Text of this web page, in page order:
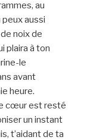
au
aussi
noix de
plaira à ton
le
avant
heure.
cœur est resté
un instant
t’aidant de ta